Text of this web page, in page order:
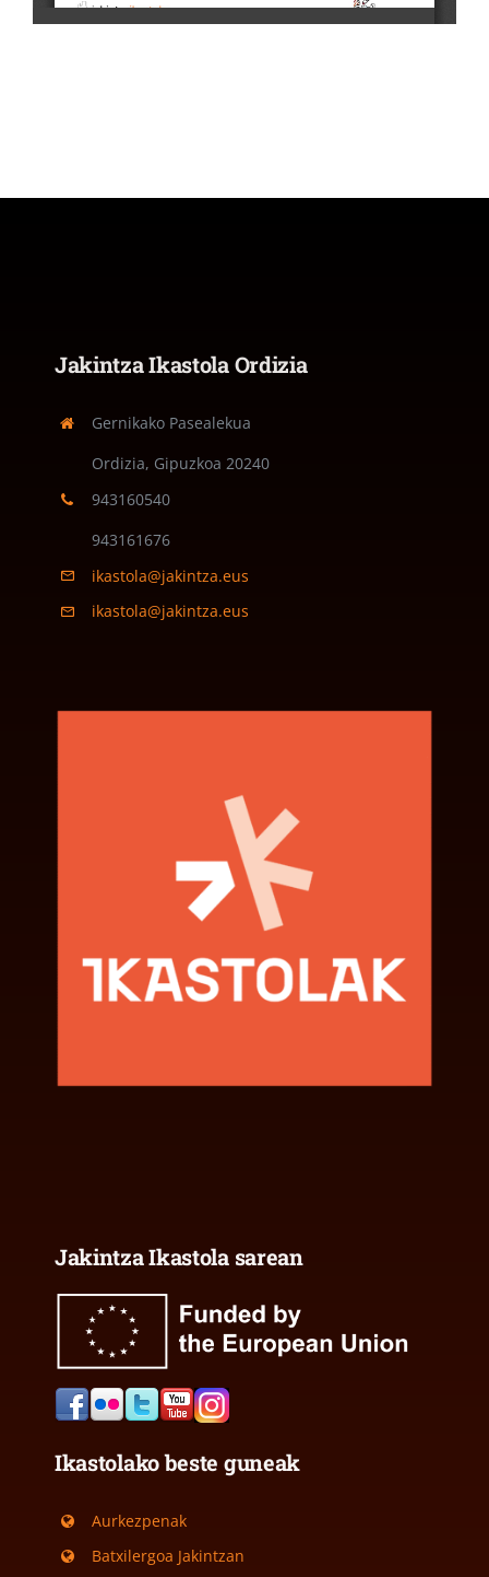
Jakintza Ikastola Ordizia
Gernikako Pasealekua
Ordizia, Gipuzkoa 20240
943160540
943161676
ikastola@jakintza.eus
ikastola@jakintza.eus
Jakintza Ikastola sarean
Ikastolako beste guneak
Aurkezpenak
Batxilergoa Jakintzan